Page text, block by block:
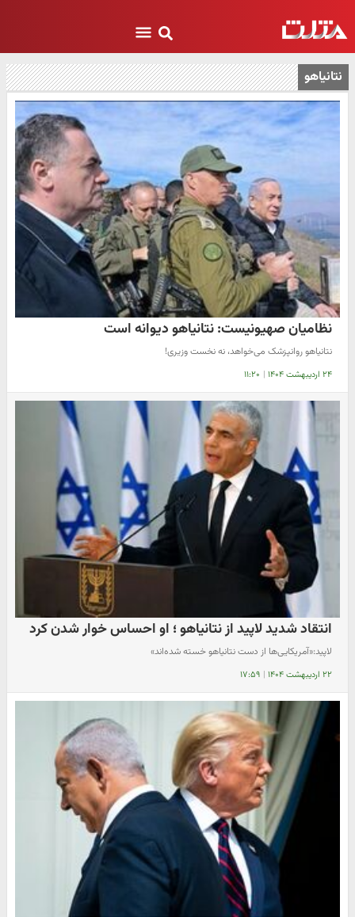
نتانیاهو
نظامیان صهیونیست: نتانیاهو دیوانه است
نتانیاهو روانپزشک می‌خواهد، نه نخست‌ وزیری!
۲۴ اردیبهشت ۱۴۰۴ | ۱۱:۲۰
انتقاد شدید لاپید از نتانیاهو ؛ او احساس خوار شدن کرد
لاپید:«آمریکایی‌ها از دست نتانیاهو خسته شده‌اند»
۲۲ اردیبهشت ۱۴۰۴ | ۱۷:۵۹